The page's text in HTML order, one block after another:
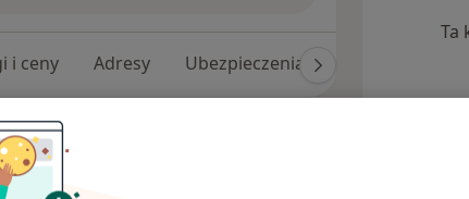
i ceny Adresy Ubezpieczenia
Ta